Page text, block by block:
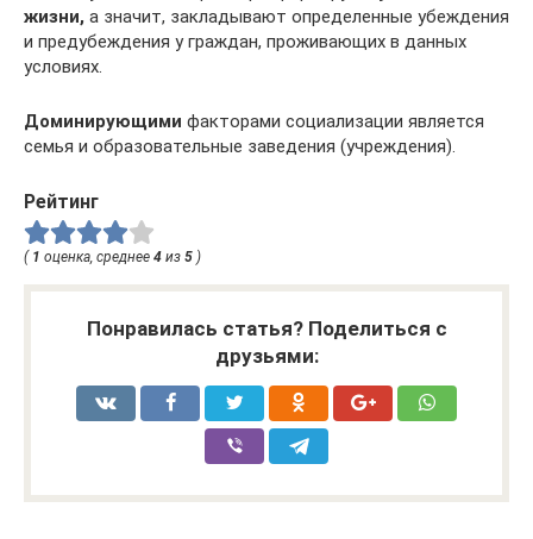
жизни, а значит, закладывают определенные убеждения
и предубеждения у граждан, проживающих в данных
условиях.
Доминирующими факторами социализации является
семья и образовательные заведения (учреждения).
Рейтинг
( 1 оценка, среднее 4 из 5 )
Понравилась статья? Поделиться с
друзьями: